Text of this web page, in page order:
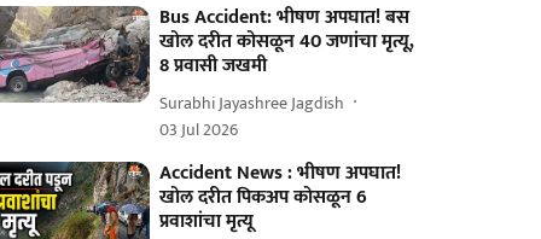
Bus Accident: भीषण अपघात! बस
खोल दरीत कोसळून 40 जणांचा मृत्यू,
8 प्रवासी जखमी
Surabhi Jayashree Jagdish
03 Jul 2026
Accident News : भीषण अपघात!
खोल दरीत पिकअप कोसळून 6
प्रवाशांचा मृत्यू